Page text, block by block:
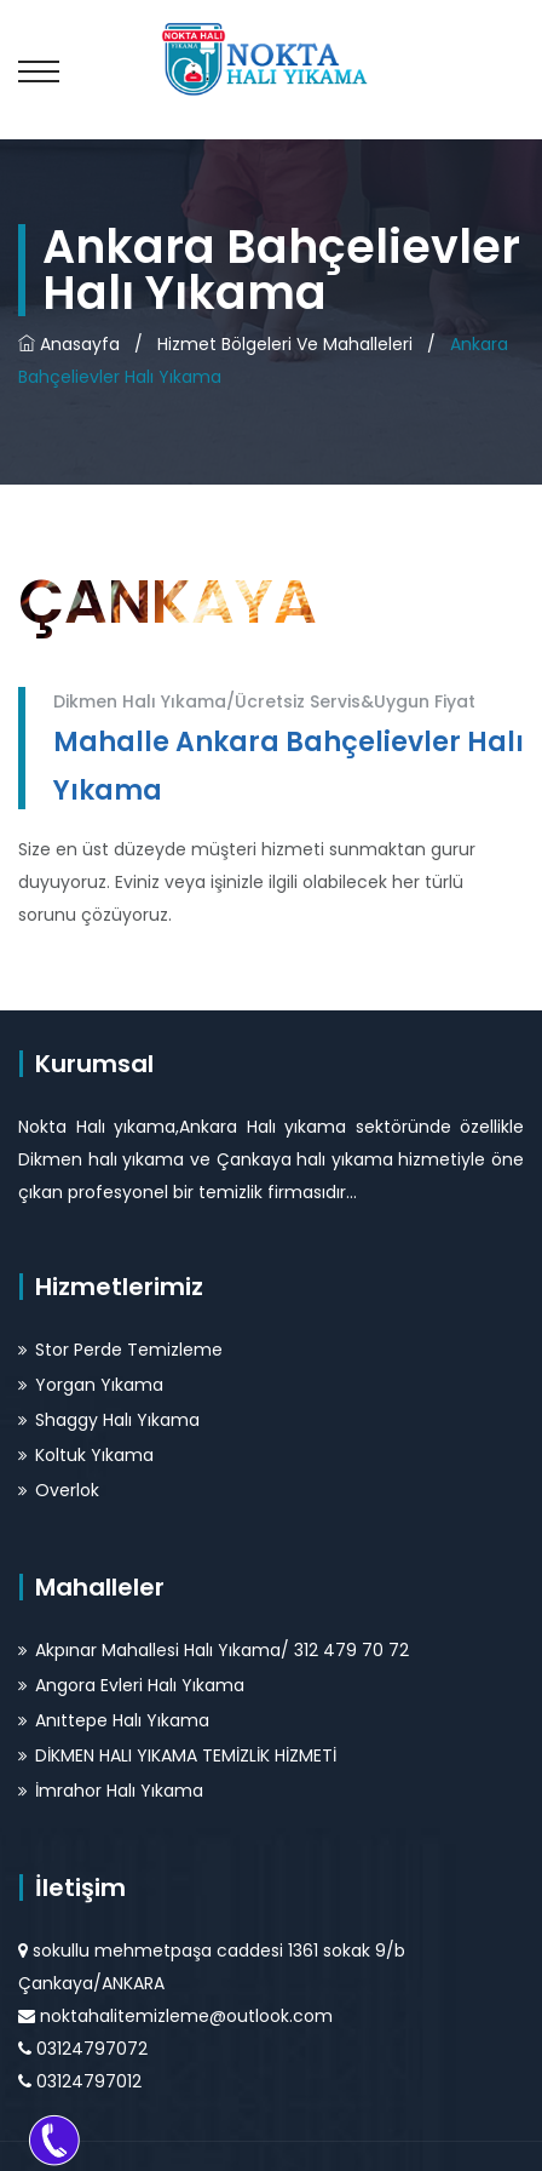
Ankara Bahçelievler
Halı Yıkama
Anasayfa / Hizmet Bölgeleri Ve Mahalleleri /
Ankara
Bahçelievler Halı Yıkama
ÇANKAYA
Dikmen Halı Yıkama/Ücretsiz Servis&Uygun Fiyat
Mahalle Ankara Bahçelievler Halı
Yıkama
Size en üst düzeyde müşteri hizmeti sunmaktan gurur
duyuyoruz. Eviniz veya işinizle ilgili olabilecek her türlü
sorunu çözüyoruz.
Kurumsal
Nokta Halı yıkama,Ankara Halı yıkama sektöründe özellikle
Dikmen halı yıkama ve Çankaya halı yıkama hizmetiyle öne
çıkan profesyonel bir temizlik firmasıdır...
Hizmetlerimiz
Stor Perde Temizleme
Yorgan Yıkama
Shaggy Halı Yıkama
Koltuk Yıkama
Overlok
Mahalleler
Akpınar Mahallesi Halı Yıkama/ 312 479 70 72
Angora Evleri Halı Yıkama
Anıttepe Halı Yıkama
DİKMEN HALI YIKAMA TEMİZLİK HİZMETİ
İmrahor Halı Yıkama
İletişim
sokullu mehmetpaşa caddesi 1361 sokak 9/b
Çankaya/ANKARA
noktahalitemizleme@outlook.com
03124797072
03124797012